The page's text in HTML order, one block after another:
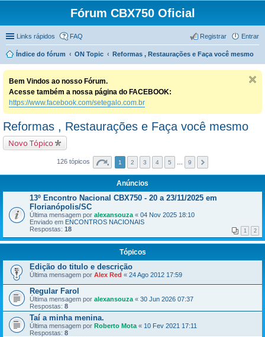
Fórum CBX750 Oficial
Links rápidos FAQ Entrar
Registrar
Índice do fórum ON Topic Reformas , Restaurações e Faça você mesmo
Bem Vindos ao nosso Fórum.
Acesse também a nossa página do FACEBOOK:
https://www.facebook.com/setegalo.com.br
Reformas , Restaurações e Faça você mesmo
Novo Tópico
126 tópicos 1 2 3 4 5 9
Anúncios
13º Encontro Nacional CBX750 - 20 a 23/11/2025 em
Florianópolis/SC
Última mensagem por alexansouza « 04 Nov 2025 18:10
Enviado em ENCONTROS NACIONAIS
Respostas: 18 1 2
Tópicos
Edição do titulo e descrição
Última mensagem por Alex Red « 24 Ago 2012 17:59
Regular Farol
Última mensagem por alexansouza « 30 Jun 2026 07:37
Respostas: 8
Taí a minha menina.
Última mensagem por Roberto Mota « 10 Fev 2021 17:11
Respostas: 8